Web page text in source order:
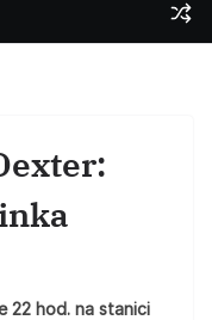
22 hod. na stanici